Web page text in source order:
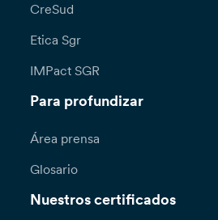
CreSud
Etica Sgr
IMPact SGR
Para profundizar
Área prensa
Glosario
Nuestros certificados